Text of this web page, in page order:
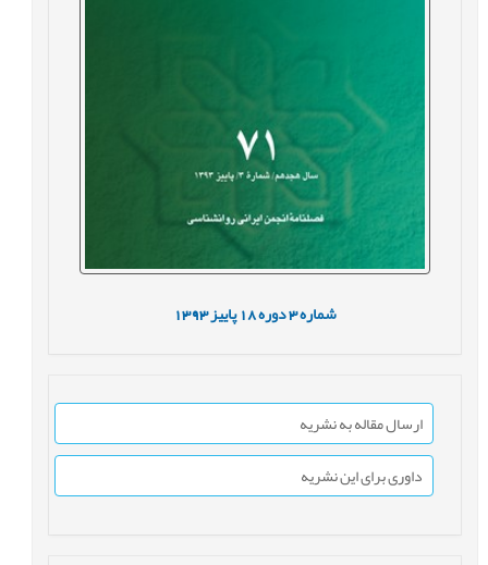
شماره3 دوره18 پاییز1393
ارسال مقاله به نشریه
داوری برای این نشریه